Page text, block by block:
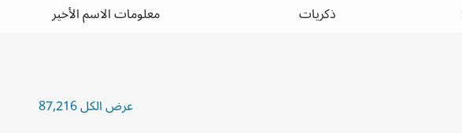
ذكريات معلومات الاسم الأخير
عرض الكل 87,216